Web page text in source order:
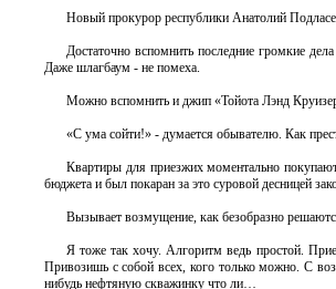
Новый прокурор республики Анатолий
Достаточно вспомнить последние громкие
Даже шлагбаум - не помеха.
Можно вспомнить и джип «Тойота Лэнд
«С ума сойти!» - думается обывателю. Как
Квартиры для приезжих моментально
бюджета и был покаран за это суровой десницей
Вызывает возмущение, как безобразно
Я тоже так хочу. Алгоритм ведь простой.
Привозишь с собой всех, кого только можно. С
нибудь нефтяную скважинку что ли…